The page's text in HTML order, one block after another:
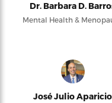
Dr. Barbara D.
Mental Health &
José Julio Aparicio